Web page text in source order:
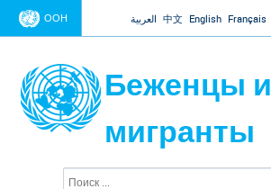
Jump to navigation
ООН العربية 中文 English Français
Беженцы и
мигранты